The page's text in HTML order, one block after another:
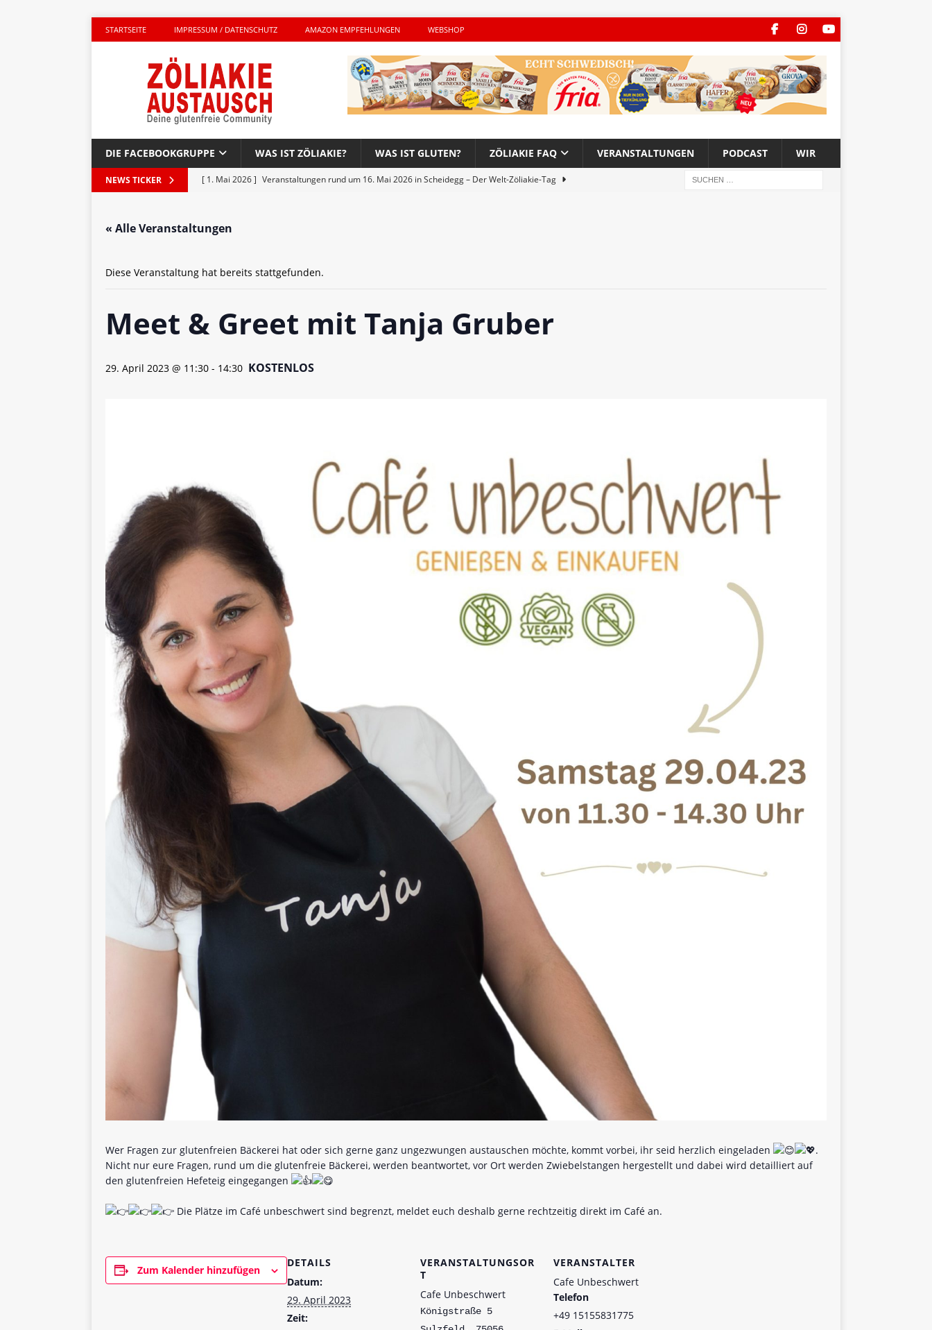
STARTSEITE IMPRESSUM / DATENSCHUTZ AMAZON EMPFEHLUNGEN WEBSHOP
DIE FACEBOOKGRUPPE WAS IST ZÖLIAKIE? WAS IST GLUTEN? ZÖLIAKIE FAQ VERANSTALTUNGEN PODCAST WIR
NEWS TICKER [ 1. Mai 2026 ] Veranstaltungen rund um 16. Mai 2026 in Scheidegg – Der Welt-Zöliakie-Tag
[ 27. April 2026 ]
[ 23. April 2026 ] Kinderbuch – Der unerwünschte Gast von Hendrikje Balsmeyer
[ 5. April 2026 ] Verpackungen bei glutenfreien Produkten – Spagat zwischen Sicherheit und
[ 15. Mai 2026 ] Katha backt glutenfrei – Das Familienbackbuch für Groß und Klein
« Alle Veranstaltungen
Diese Veranstaltung hat bereits stattgefunden.
Meet & Greet mit Tanja Gruber
29. April 2023 @ 11:30 - 14:30 KOSTENLOS
Wer Fragen zur glutenfreien Bäckerei hat oder sich gerne ganz ungezwungen austauschen möchte, kommt vorbei, ihr seid herzlich eingeladen
.
Nicht nur eure Fragen, rund um die glutenfreie Bäckerei, werden beantwortet, vor Ort werden Zwiebelstangen hergestellt und dabei wird detailliert auf
den glutenfreien Hefeteig eingegangen
Die Plätze im Café unbeschwert sind begrenzt, meldet euch deshalb gerne rechtzeitig direkt im Café an.
Zum Kalender hinzufügen
DETAILS
Datum:
29. April 2023
Zeit:
VERANSTALTUNGSOR
T
Cafe Unbeschwert
Königstraße 5
VERANSTALTER
Cafe Unbeschwert
Telefon
+49 15155831775